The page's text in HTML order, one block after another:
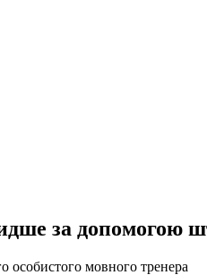
за допомогою
особистого мовного тренера